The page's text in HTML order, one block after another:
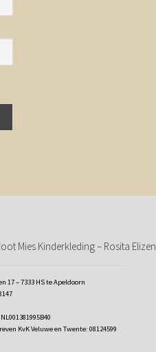
Mies Kinderkleding – Rosita Elizen
17 – 7333 HS te Apeldoorn
KvK Veluwe en Twente: 08124599